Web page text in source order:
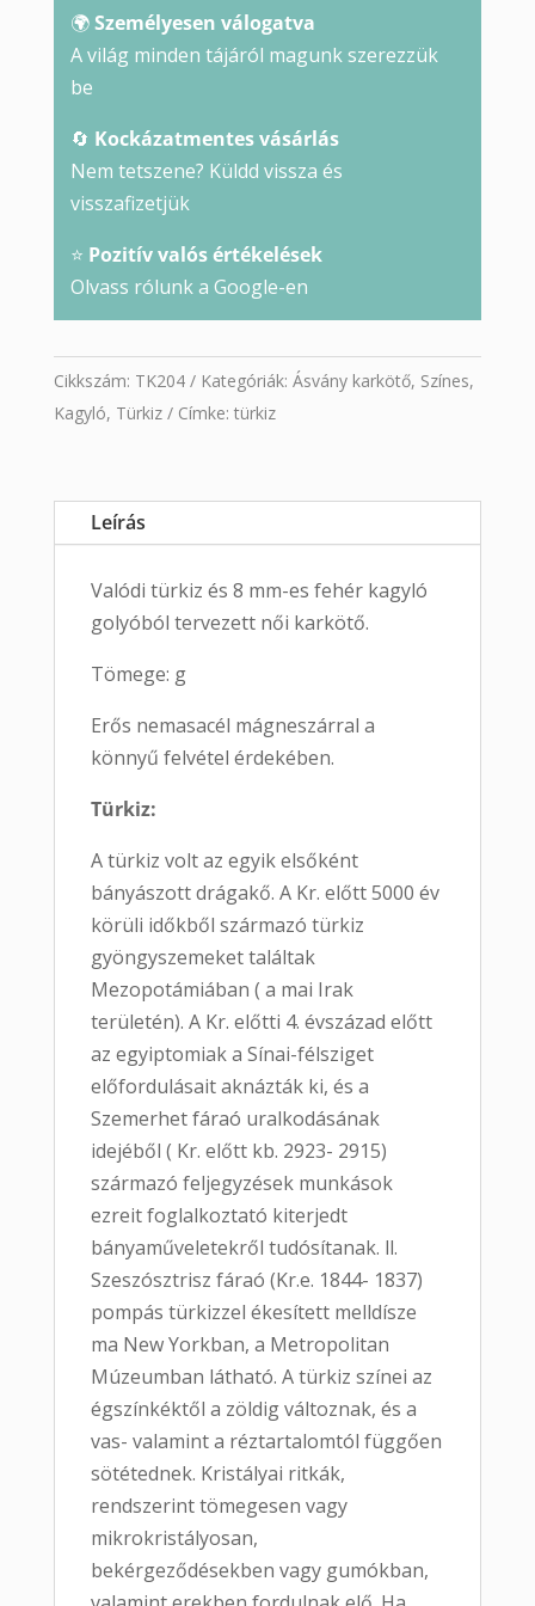
🌍Személyesen válogatva
A világ minden tájáról magunk szerezzük
be
🔄 Kockázatmentes vásárlás
Nem tetszene? Küldd vissza és
visszafizetjük
⭐ Pozitív valós értékelések
Olvass rólunk a Google-en
Cikkszám: TK204 Kategóriák: Ásvány karkötő, Színes,
Kagyló, Türkiz Címke: türkiz
Leírás
Valódi türkiz és 8 mm-es fehér kagyló
golyóból tervezett női karkötő.
Tömege: g
Erős nemasacél mágneszárral a
könnyű felvétel érdekében.
Türkiz:
A türkiz volt az egyik elsőként
bányászott drágakő. A Kr. előtt 5000 év
körüli időkből származó türkiz
gyöngyszemeket találtak
Mezopotámiában ( a mai Irak
területén). A Kr. előtti 4. évszázad előtt
az egyiptomiak a Sínai-félsziget
előfordulásait aknázták ki, és a
Szemerhet fáraó uralkodásának
idejéből ( Kr. előtt kb. 2923- 2915)
származó feljegyzések munkások
ezreit foglalkoztató kiterjedt
bányaműveletekről tudósítanak. ll.
Szeszósztrisz fáraó (Kr.e. 1844- 1837)
pompás türkizzel ékesített melldísze
ma New Yorkban, a Metropolitan
Múzeumban látható. A türkiz színei az
égszínkéktől a zöldig változnak, és a
vas- valamint a réztartalomtól függően
sötétednek. Kristályai ritkák,
rendszerint tömegesen vagy
mikrokristályosan,
bekérgeződésekben vagy gumókban,